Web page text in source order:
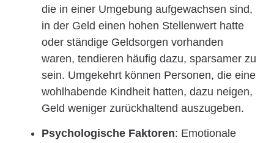
die in einer Umgebung aufgewachsen sind,
in der Geld einen hohen Stellenwert hatte
oder ständige Geldsorgen vorhanden
waren, tendieren häufig dazu, sparsamer zu
sein. Umgekehrt können Personen, die eine
wohlhabende Kindheit hatten, dazu neigen,
Geld weniger zurückhaltend auszugeben.
Psychologische Faktoren: Emotionale